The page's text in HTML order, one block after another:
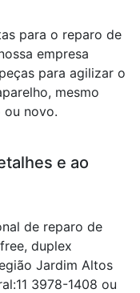
para o reparo de
empresa
para agilizar o
mesmo
ou novo.
e ao
de reparo de
duplex
Jardim Altos
3978-1408 ou